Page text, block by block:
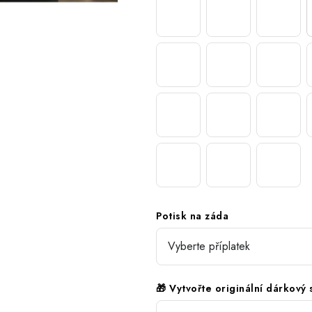
Potisk na záda
🎁 Vytvořte originální dárkový